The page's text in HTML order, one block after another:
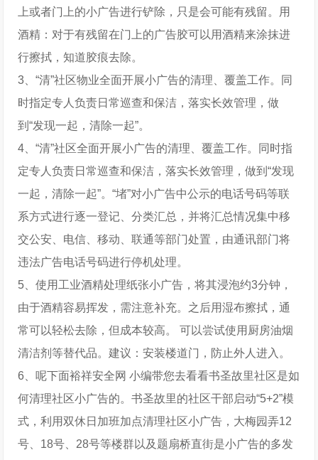
上或者门上的小广告进行铲除，只是会可能有残留。用
酒精：对于有残留在门上的广告胶可以用酒精来涂抹进
行擦拭，知道胶痕去除。
3、“清”社区物业全面开展小广告的清理、覆盖工作。同
时指定专人负责日常巡查和保洁，落实长效管理，做
到“发现一起，清除一起”。
4、“清”社区全面开展小广告的清理、覆盖工作。同时指
定专人负责日常巡查和保洁，落实长效管理，做到“发现
一起，清除一起”。“堵”对小广告中公示的电话号码等联
系方式进行逐一登记、分类汇总，并将汇总情况集中移
交公安、电信、移动、联通等部门处置，由通讯部门将
违法广告电话号码进行停机处理。
5、使用工业酒精处理纸张小广告，将其浸泡约3分钟，
由于酒精容易挥发，需注意补充。之后用湿布擦拭，通
常可以轻松去除，但成本较高。 可以尝试使用厨房油烟
清洁剂等替代品。建议：安装楼道门，防止外人进入。
6、呢下面裕祥安全网 小编带您去看看书圣故里社区是如
何清理社区小广告的。书圣故里的社区干部启动“5+2”模
式，利用双休日加班加点清理社区小广告，大梅园弄12
号、18号、28号等楼群以及题扇桥直街是小广告的多发